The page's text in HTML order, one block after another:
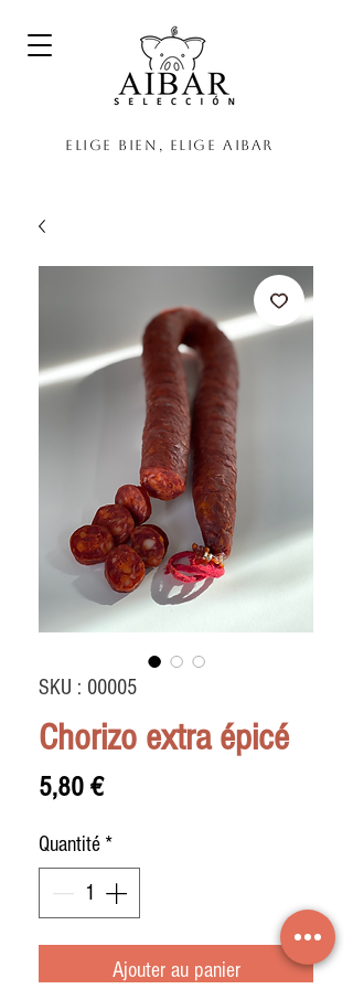
Elige bien, elige Aibar
SKU : 00005
Chorizo extra épicé
5,80 €Prix
Quantité *
Ajouter au panier